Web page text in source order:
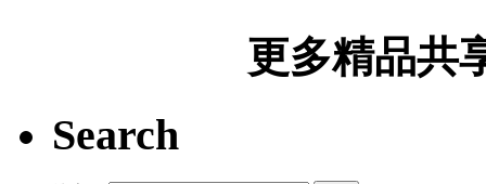
更多精品共
Search